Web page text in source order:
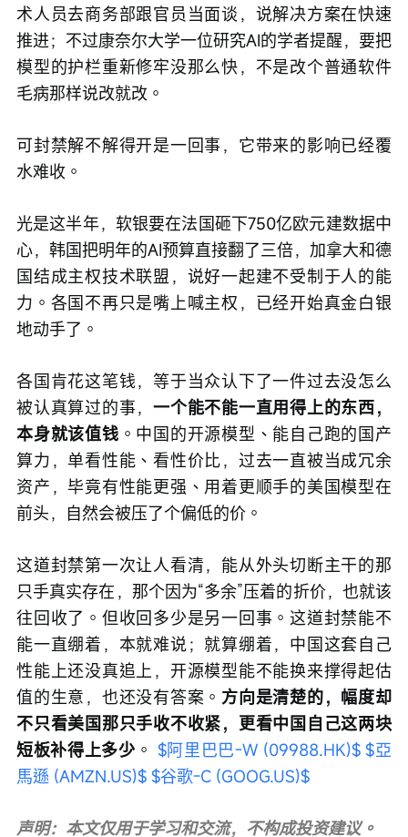
术人员去商务部跟官员当面谈，说解决方案在快速
推进；不过康奈尔大学一位研究AI的学者提醒，要把
模型的护栏重新修牢没那么快，不是改个普通软件
毛病那样说改就改。
可封禁解不解得开是一回事，它带来的影响已经覆
水难收。
光是这半年，软银要在法国砸下750亿欧元建数据中
心，韩国把明年的AI预算直接翻了三倍，加拿大和德
国结成主权技术联盟，说好一起建不受制于人的能
力。各国不再只是嘴上喊主权，已经开始真金白银
地动手了。
各国肯花这笔钱，等于当众认下了一件过去没怎么
被认真算过的事，一个能不能一直用得上的东西，
本身就该值钱 。中国的开源模型、能自己跑的国产
算力，单看性能、看性价比，过去一直被当成冗余
资产，毕竟有性能更强、用着更顺手的美国模型在
前头，自然会被压了个偏低的价。
这道封禁第一次让人看清，能从外头切断主干的那
只手真实存在，那个因为“多余”压着的折价，也就该
往回收了。但收回多少是另一回事。这道封禁能不
能一直绷着，本就难说；就算绷着，中国这套自己
性能上还没真追上，开源模型能不能换来撑得起估
值的生意，也还没有答案。 方向是清楚的，幅度却
不只看美国那只手收不收紧，更看中国自己这两块
短板补得上多少 。 $阿里巴巴-W (09988.HK)$ $亞
馬遜 (AMZN.US)$ $谷歌-C (GOOG.US)$
声明：本文仅用于学习和交流，不构成投资建议。